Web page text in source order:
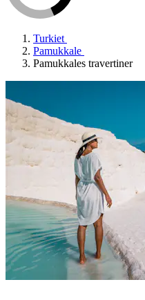
Turkiet
Pamukkale
Pamukkales travertiner